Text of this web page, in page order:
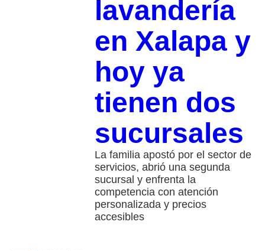
lavandería
en Xalapa y
hoy ya
tienen dos
sucursales
La familia apostó por el sector de
servicios, abrió una segunda
sucursal y enfrenta la
competencia con atención
personalizada y precios
accesibles